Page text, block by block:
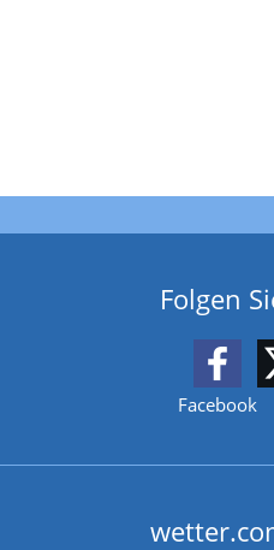
Folgen
Facebook